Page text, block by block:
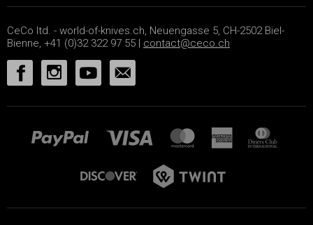
CeCo ltd. - world-of-knives.ch, Neuengasse 5, CH-2502 Biel-
Bienne, +41 (0)32 322 97 55 | contact@ceco.ch